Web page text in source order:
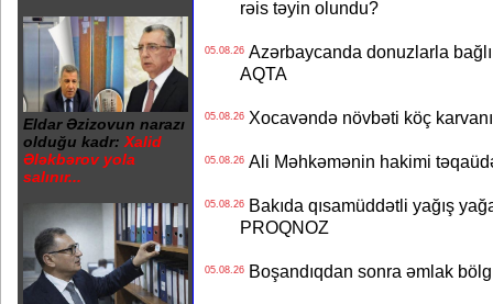
Eldar Əzizovun narazı
olduğu kadr: Xalid
Ələkbərov yola
salınır...
rəis təyin olundu?
05.08.26Azərbaycanda donuzlarla
AQTA
05.08.26Xocavəndə növbəti köç
05.08.26Ali Məhkəmənin hakimi
05.08.26Bakıda qısamüddətli yağış
PROQNOZ
05.08.26Boşandıqdan sonra əmlak